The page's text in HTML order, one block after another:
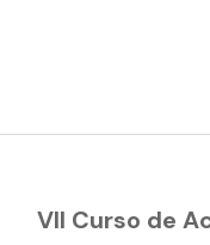
VII Curso de